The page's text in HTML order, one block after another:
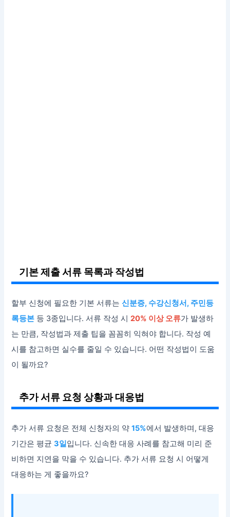
기본 제출 서류 목록과 작성법
할부 신청에 필요한 기본 서류는신분증, 수강신청서, 주민등
록등본 등 3종입니다. 서류 작성 시20% 이상 오류가 발생하
는 만큼, 작성법과 제출 팁을 꼼꼼히 익혀야 합니다. 작성 예
시를 참고하면 실수를 줄일 수 있습니다. 어떤 작성법이 도움
이 될까요?
추가 서류 요청 상황과 대응법
추가 서류 요청은 전체 신청자의 약15%에서 발생하며, 대응
기간은 평균3일입니다. 신속한 대응 사례를 참고해 미리 준
비하면 지연을 막을 수 있습니다. 추가 서류 요청 시 어떻게
대응하는 게 좋을까요?